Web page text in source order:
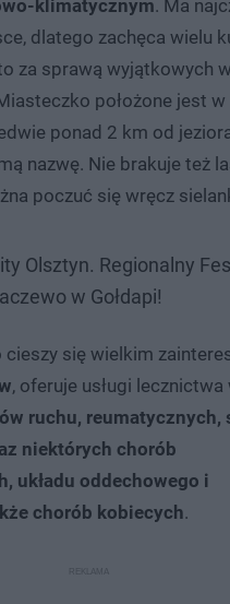
klimatycznym. Ma
dlatego zachęca wielu
za sprawą wyjątkowych
położone jest w
ponad 2 km od
nazwę. Nie brakuje też
poczuć się wręcz
Olsztyn. Regionalny
w Gołdapi!
się wielkim
, oferuje usługi lecznictwa
ruchu, reumatycznych,
niektórych chorób
układu oddechowego i
chorób kobiecych.